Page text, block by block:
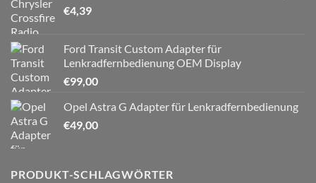
€4,39
Ford Transit Custom Adapter für
Lenkradfernbedienung OEM Display
€99,00
Opel Astra G Adapter für Lenkradfernbedienung
€49,00
PRODUKT-SCHLAGWÖRTER